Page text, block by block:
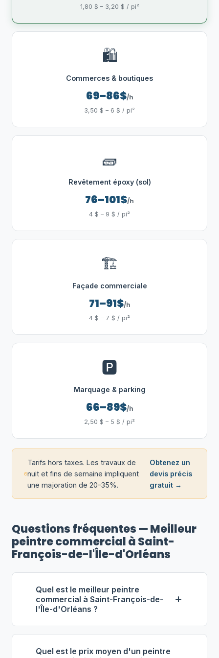
1,80 $ – 3,20 $ / pi²
🛍️
Commerces & boutiques
69–86$/h
3,50 $ – 6 $ / pi²
🧱
Revêtement époxy (sol)
76–101$/h
4 $ – 9 $ / pi²
🏗️
Façade commerciale
71–91$/h
4 $ – 7 $ / pi²
🅿️
Marquage & parking
66–89$/h
2,50 $ – 5 $ / pi²
Tarifs hors taxes. Les travaux de
nuit et fins de semaine impliquent
une majoration de 20–35%.
Obtenez un
devis précis
gratuit →
Questions fréquentes — Meilleur
peintre commercial à Saint-
François-de-l'Île-d'Orléans
Quel est le meilleur peintre
commercial à Saint-François-de-
l'Île-d'Orléans ?
Selon notre classement,Claude
Martineau Entrepreneur
(propriétaire
Quel est le prix moyen d'un peintre